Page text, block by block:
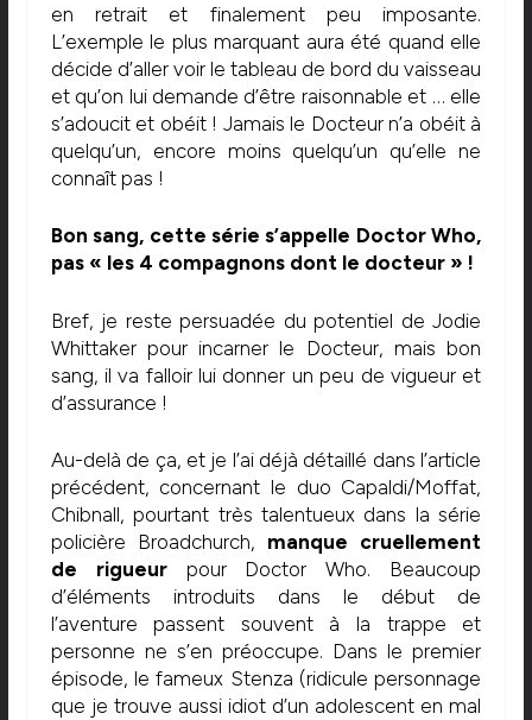
en retrait et finalement peu imposante.
L’exemple le plus marquant aura été quand elle
décide d’aller voir le tableau de bord du vaisseau
et qu’on lui demande d’être raisonnable et … elle
s’adoucit et obéit ! Jamais le Docteur n’a obéit à
quelqu’un, encore moins quelqu’un qu’elle ne
connaît pas !
Bon sang, cette série s’appelle Doctor Who,
pas « les 4 compagnons dont le docteur » !
Bref, je reste persuadée du potentiel de Jodie
Whittaker pour incarner le Docteur, mais bon
sang, il va falloir lui donner un peu de vigueur et
d’assurance !
Au-delà de ça, et je l’ai déjà détaillé dans l’article
précédent, concernant le duo Capaldi/Moffat,
Chibnall, pourtant très talentueux dans la série
policière Broadchurch, manque cruellement
de rigueurpour Doctor Who. Beaucoup
d’éléments introduits dans le début de
l’aventure passent souvent à la trappe et
personne ne s’en préoccupe. Dans le premier
épisode, le fameux Stenza (ridicule personnage
que je trouve aussi idiot d’un adolescent en mal